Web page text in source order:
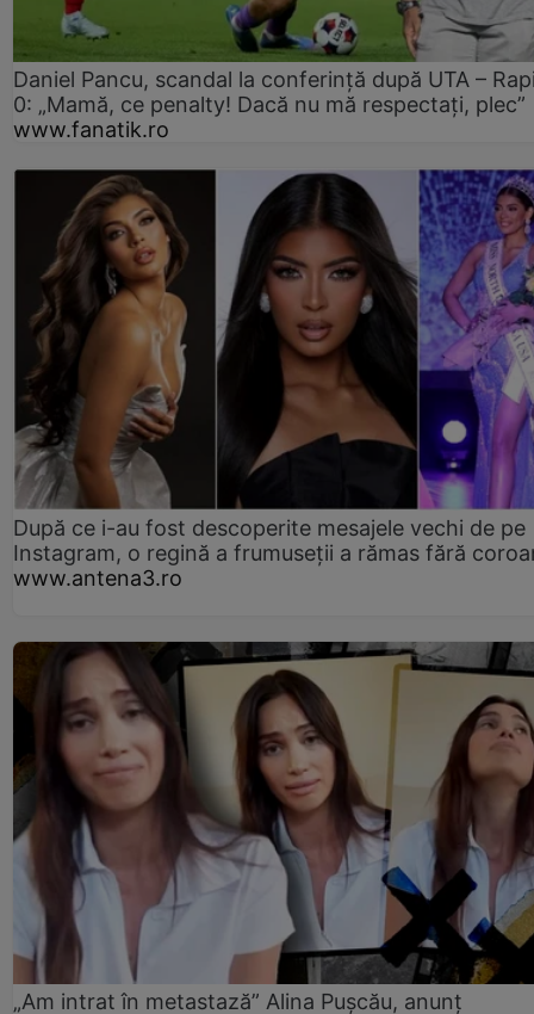
Daniel Pancu, scandal la conferință după UTA –
0: „Mamă, ce penalty! Dacă nu mă respectați, plec”
www.fanatik.ro
După ce i-au fost descoperite mesajele vechi de pe
Instagram, o regină a frumuseții a rămas fără
www.antena3.ro
„Am intrat în metastază” Alina Pușcău, anunț